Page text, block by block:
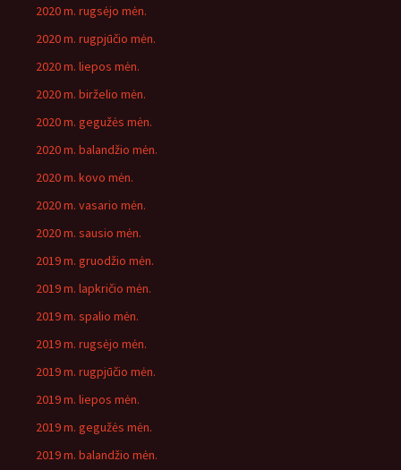
2020 m. rugsėjo mėn.
2020 m. rugpjūčio mėn.
2020 m. liepos mėn.
2020 m. birželio mėn.
2020 m. gegužės mėn.
2020 m. balandžio mėn.
2020 m. kovo mėn.
2020 m. vasario mėn.
2020 m. sausio mėn.
2019 m. gruodžio mėn.
2019 m. lapkričio mėn.
2019 m. spalio mėn.
2019 m. rugsėjo mėn.
2019 m. rugpjūčio mėn.
2019 m. liepos mėn.
2019 m. gegužės mėn.
2019 m. balandžio mėn.